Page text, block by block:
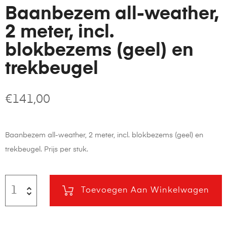
Baanbezem all-weather,
2 meter, incl.
blokbezems (geel) en
trekbeugel
€141,00
Baanbezem all-weather, 2 meter, incl. blokbezems (geel) en
trekbeugel. Prijs per stuk.
Toevoegen Aan Winkelwagen